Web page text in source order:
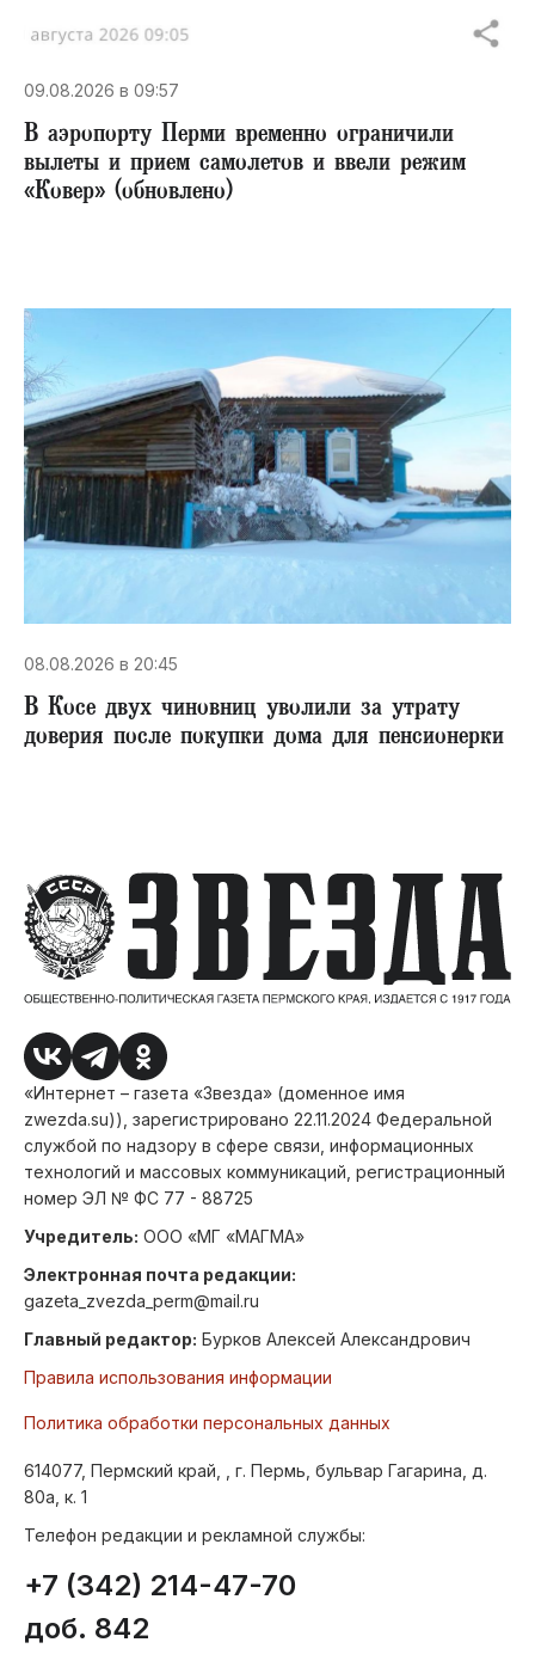
09.08.2026 в 09:57
В аэропорту Перми временно ограничили
вылеты и прием самолетов и ввели режим
«Ковер» (обновлено)
08.08.2026 в 20:45
В Косе двух чиновниц уволили за утрату
доверия после покупки дома для пенсионерки
«Интернет – газета «Звезда» (доменное имя
zwezda.su)), зарегистрировано 22.11.2024 Федеральной
службой по надзору в сфере связи, информационных
технологий и массовых коммуникаций, регистрационный
номер ЭЛ № ФС 77 - 88725
Учредитель: ООО «МГ «МАГМА»
Электронная почта редакции:
gazeta_zvezda_perm@mail.ru
Главный редактор: Бурков Алексей Александрович
Правила использования информации
Политика обработки персональных данных
614077, Пермский край, , г. Пермь, бульвар Гагарина, д.
80а, к. 1
Телефон редакции и рекламной службы:
+7 (342) 214-47-70
доб. 842